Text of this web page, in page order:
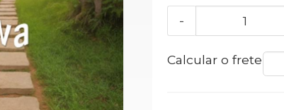
-
Calcular o frete